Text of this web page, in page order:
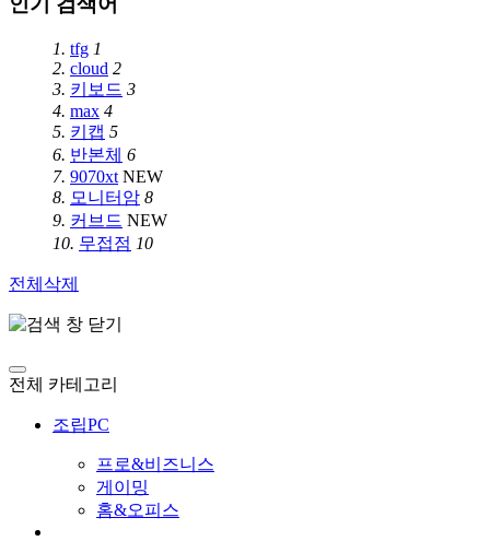
1. tfg 1
2. cloud 2
3. 키보드 3
4. max 4
5. 키캡 5
6. 반본체 6
7. 9070xt NEW
8. 모니터암 8
9. 커브드 NEW
10. 무접점 10
전체삭제
전체 카테고리
조립PC
프로&비즈니스
게이밍
홈&오피스